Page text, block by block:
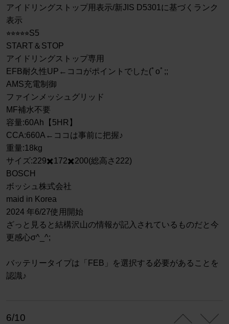
アイドリングストップ用表示/新JIS D5301に基づくランク
表示
⭐︎⭐︎⭐︎⭐︎⭐︎S5
START＆STOP
アイドリングストップ専用
EFB耐久性UP←ココがポイントでした(ﾟoﾟ;;
AMS充電制御
ファインメッシュグリッド
MF補水不要
容量:60Ah【5HR】
CCA:660A←ココは事前に把握♪
重量:18kg
サイズ:229✖️172✖️200(総高さ222)
BOSCH
ボッシュ株式会社
maid in Korea
2024 年6/27使用開始
ざっと見ると結構沢山の情報が記入されているものだと今
更感心σ^_^;
バッテリータイプは「FEB」を選択する必要があることを
認識♪
6/10